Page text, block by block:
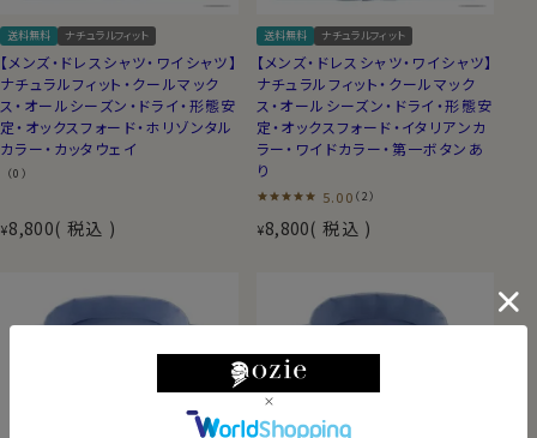
送料無料 ナチュラルフィット
【メンズ・ドレスシャツ・ワイシャツ】
ナチュラルフィット・クールマック
ス・オールシーズン・ドライ・形態安
定・オックスフォード・ホリゾンタル
カラー・カッタウェイ
（0）
¥8,800 税込
送料無料 ナチュラルフィット
【メンズ・ドレスシャツ・ワイシャツ】
ナチュラルフィット・クールマック
ス・オールシーズン・ドライ・形態安
定・オックスフォード・イタリアンカ
ラー・ワイドカラー・第一ボタンあ
り
5.00 （2）
¥8,800 税込